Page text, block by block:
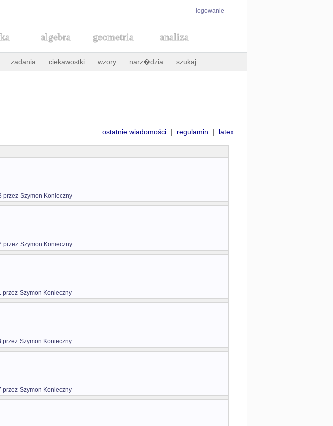
logowanie
algebra geometria analiza
zadania ciekawostki wzory narz�dzia szukaj
ostatnie wiadomości | regulamin | latex
przez Szymon Konieczny
przez Szymon Konieczny
przez Szymon Konieczny
przez Szymon Konieczny
przez Szymon Konieczny